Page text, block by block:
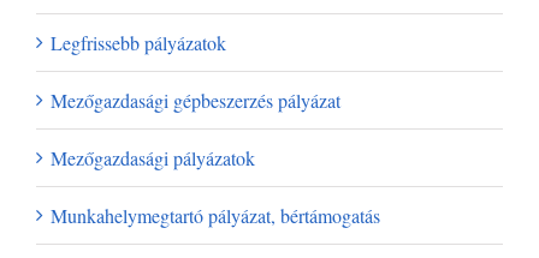
Legfrissebb pályázatok
Mezőgazdasági gépbeszerzés pályázat
Mezőgazdasági pályázatok
Munkahelymegtartó pályázat, bértámogatás